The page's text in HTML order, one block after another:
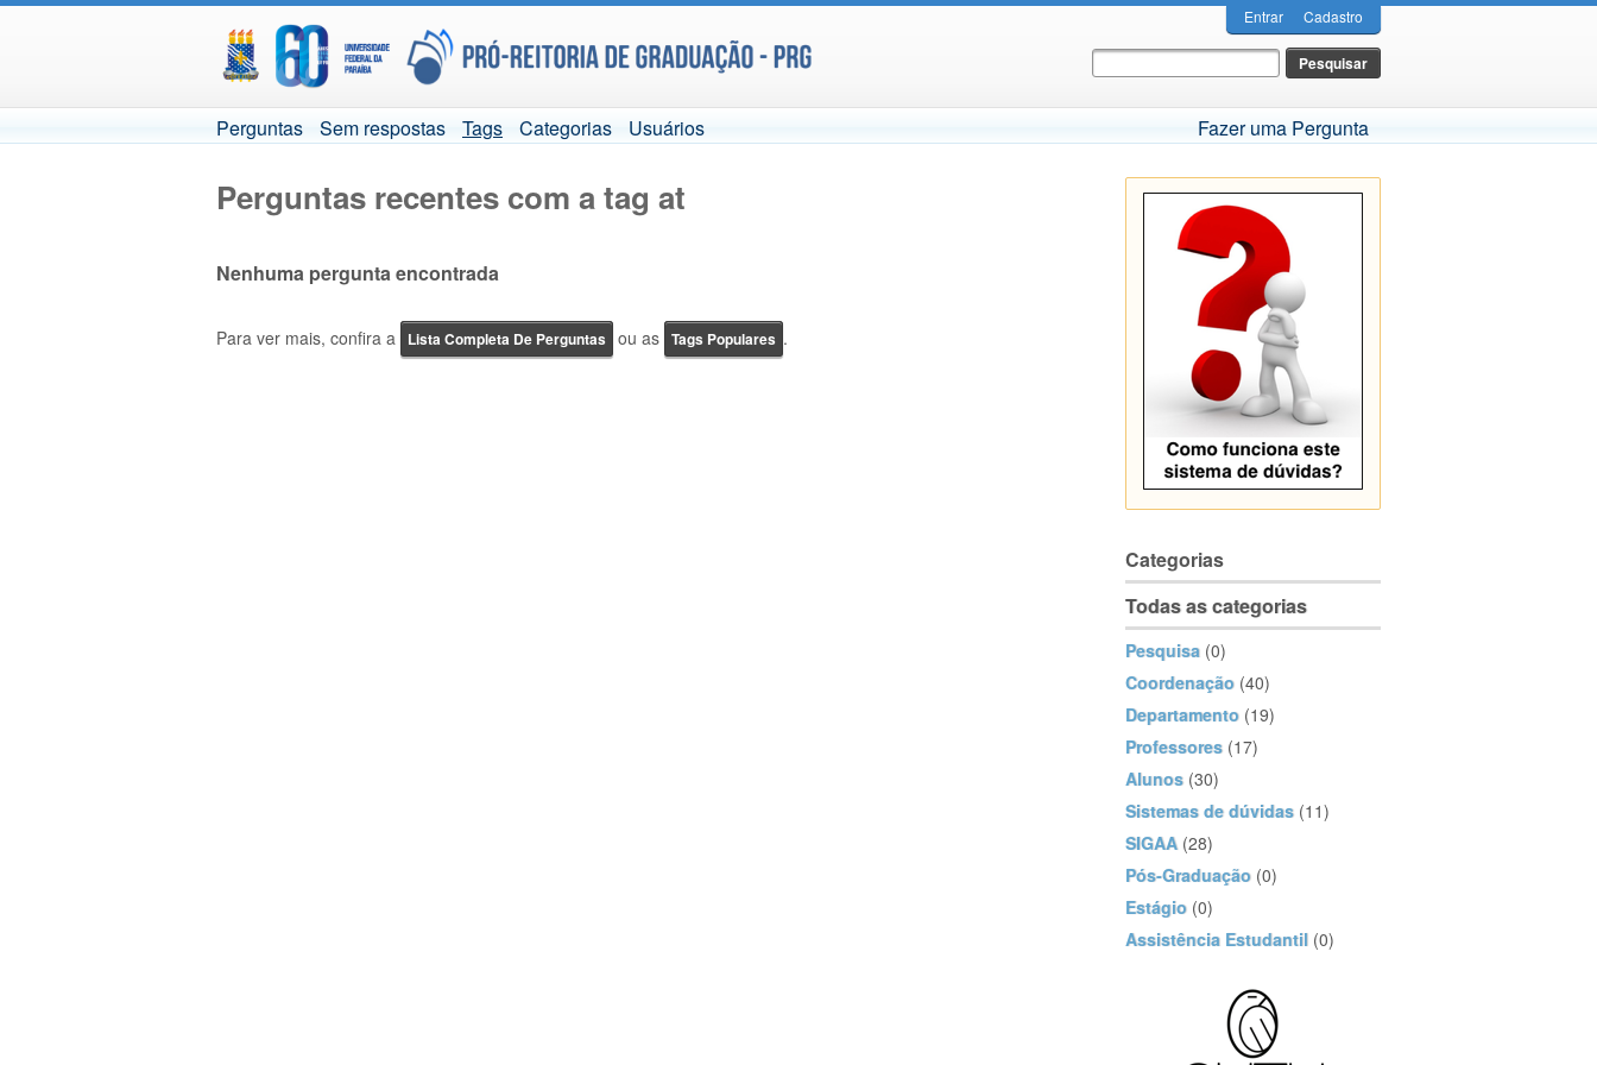
Entrar Cadastro
Perguntas Sem respostas Tags Categorias Usuários Fazer uma Pergunta
Perguntas recentes com a tag at
Nenhuma pergunta encontrada
Para ver mais, confira a Lista Completa De Perguntas ou as Tags Populares .
Categorias
Todas as categorias
Pesquisa (0)
Coordenação (40)
Departamento (19)
Professores (17)
Alunos (30)
Sistemas de dúvidas (11)
SIGAA (28)
Pós-Graduação (0)
Estágio (0)
Assistência Estudantil (0)